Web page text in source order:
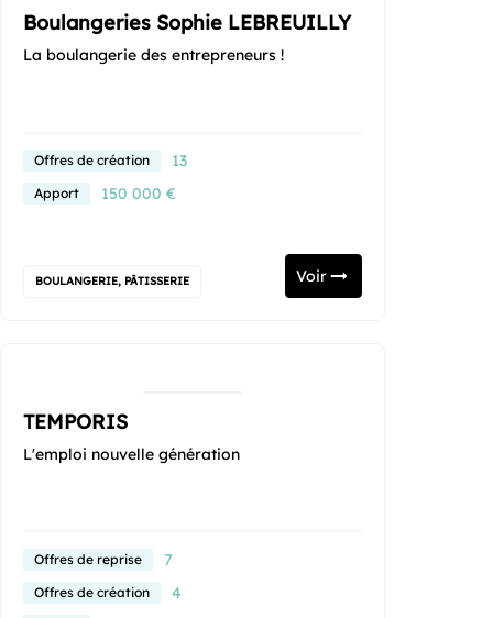
Boulangeries Sophie LEBREUILLY
La boulangerie des entrepreneurs !
Offres de création 13
Apport 150 000 €
BOULANGERIE, PÂTISSERIE Voir
TEMPORIS
L'emploi nouvelle génération
Offres de reprise 7
Offres de création 4